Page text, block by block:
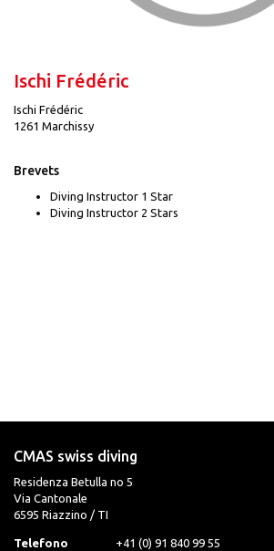
Ischi Frédéric
Ischi Frédéric
1261 Marchissy
Brevets
Diving Instructor 1 Star
Diving Instructor 2 Stars
CMAS swiss diving
Residenza Betulla no 5
Via Cantonale
6595 Riazzino / TI
Telefono +41 (0) 91 840 99 55